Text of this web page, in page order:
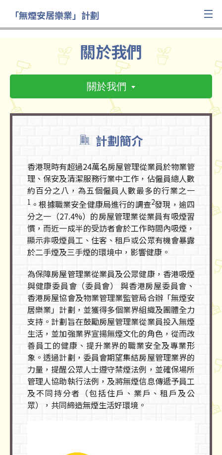
「無煙安居樂業」計劃
關於我們
關於我們
計劃簡介
香港現時有超過24萬名房屋管理從業員於物業管
理、保安及清潔服務行業中工作，佔僱員總人數
約百分之八，為五個僱員人數最多的行業之一
1 。根據職業安全健康局進行的調查2發現，逾四
分之一（27.4%）的房屋管理業從業員有吸煙習
慣，而近一成半的受訪者會於工作時間內吸煙，
顯示非吸煙員工、住客、租戶或公眾有機會暴露
於二手煙及三手煙的環境中，影響健康。
為保障房屋管理業從業員及公眾健康，香港吸煙
與健康委員會（委員會） 與香港房屋委員會、
香港房屋協會及物業管理業監管局合辦「無煙安
居樂業」計劃，並獲得多個業界組織及團體全力
支持。計劃旨在鼓勵房屋管理業從業員投入無煙
生活，並加強業界宣揚無煙文化的角色，從而改
善員工的健康、提升業界的職業安全及專業形
象。透過計劃，委員會期望集結房屋管理業界的
力量，提醒公眾人士遵守禁煙法例，並確保場所
管理人協助執行法例，及將無煙信息傳遞予員工
及不同持分者（包括住戶、業戶、租戶及公
眾），共同締造無煙生活好環境。